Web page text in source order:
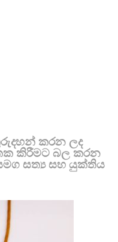
කරන ලද
කිරීමට බල කරන
සත්‍ය සහ යුක්තිය